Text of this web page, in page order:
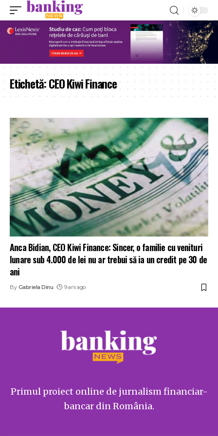
Etichetă:CEO Kiwi Finance
Anca Bidian, CEO Kiwi Finance: Sincer, o familie cu venituri
lunare sub 4.000 de lei nu ar trebui să ia un credit pe 30 de
ani
By Gabriela Dinu 9 ani ago
Primul proiect online de jurnalism financiar-
bancar din România.